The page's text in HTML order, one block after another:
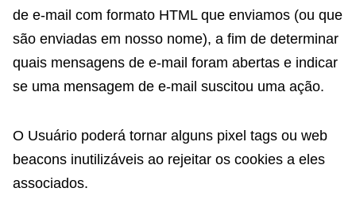
de e-mail com formato HTML que enviamos (ou que
são enviadas em nosso nome), a fim de determinar
quais mensagens de e-mail foram abertas e indicar
se uma mensagem de e-mail suscitou uma ação.
O Usuário poderá tornar alguns pixel tags ou web
beacons inutilizáveis ao rejeitar os cookies a eles
associados.